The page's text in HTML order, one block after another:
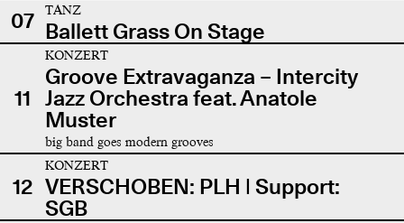
07
TANZ
Ballett Grass On Stage
11
KONZERT
Groove Extravaganza – Intercity
Jazz Orchestra feat. Anatole
Muster
big band goes modern grooves
12
KONZERT
VERSCHOBEN: PLH | Support:
SGB